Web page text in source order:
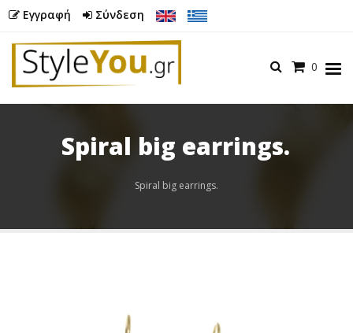
Εγγραφή Σύνδεση
Menu
0
Spiral big earrings.
Spiral big earrings.